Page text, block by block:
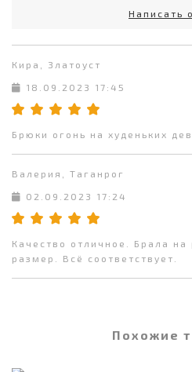
Написать
Кира, Златоуст
18.09.2023 17:45
Брюки огонь на худеньких
Валерия, Таганрог
02.09.2023 17:24
Качество отличное. Брала на
размер. Всё соответствует.
Похожие